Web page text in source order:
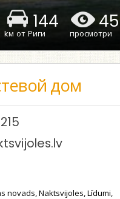
144
kм от Риги просмотри
дом
novads, Naktsvijoles, Līdumi,